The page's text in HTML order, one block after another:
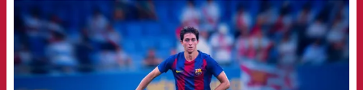
FCB Barcelona badge